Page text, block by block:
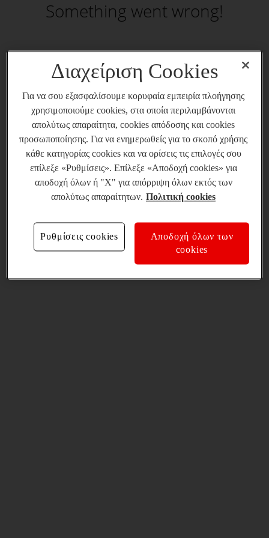
Something went wrong!
Διαχείριση Cookies
Για να σου εξασφαλίσουμε κορυφαία εμπειρία πλοήγησης
χρησιμοποιούμε cookies, στα οποία περιλαμβάνονται
απολύτως απαραίτητα, cookies απόδοσης και cookies
προσωποποίησης. Για να ενημερωθείς για το σκοπό χρήσης
κάθε κατηγορίας cookies και να ορίσεις τις επιλογές σου
επίλεξε «Ρυθμίσεις». Επίλεξε «Αποδοχή cookies» για
αποδοχή όλων ή "X" για απόρριψη όλων εκτός των
απολύτως απαραίτητων. Πολιτική cookies
Ρυθμίσεις cookies
Αποδοχή όλων των
cookies